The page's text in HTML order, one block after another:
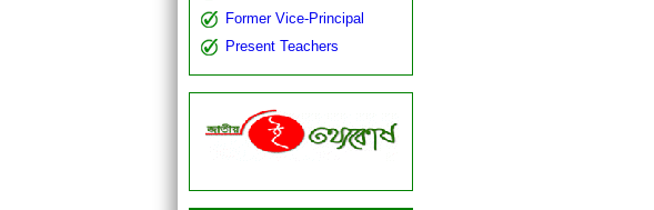
Former Vice-Principal
Present Teachers